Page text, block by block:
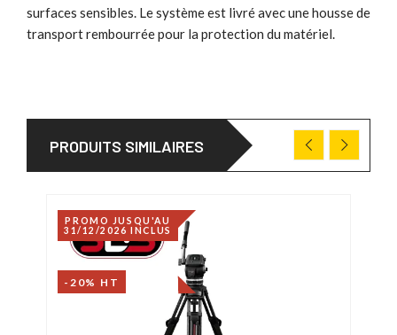
surfaces sensibles. Le système est livré avec une housse de
transport rembourrée pour la protection du matériel.
PRODUITS SIMILAIRES
PROMO JUSQU'AU
31/12/2026 INCLUS
-20% HT